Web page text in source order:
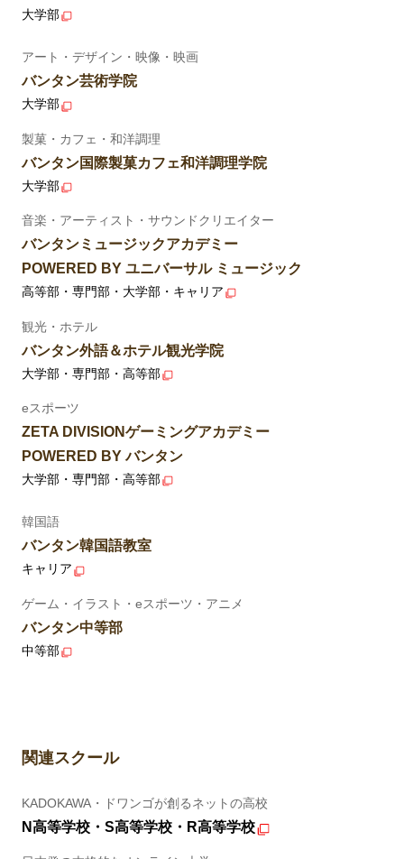
大学部
アート・デザイン・映像・映画
バンタン芸術学院
大学部
製菓・カフェ・和洋調理
バンタン国際製菓カフェ和洋調理学院
大学部
音楽・アーティスト・サウンドクリエイター
バンタンミュージックアカデミー
POWERED BY ユニバーサル ミュージック
高等部・専門部・大学部・キャリア
観光・ホテル
バンタン外語＆ホテル観光学院
大学部・専門部・高等部
eスポーツ
ZETA DIVISIONゲーミングアカデミー
POWERED BY バンタン
大学部・専門部・高等部
韓国語
バンタン韓国語教室
キャリア
ゲーム・イラスト・eスポーツ・アニメ
バンタン中等部
中等部
関連スクール
KADOKAWA・ドワンゴが創るネットの高校
N高等学校・S高等学校・R高等学校